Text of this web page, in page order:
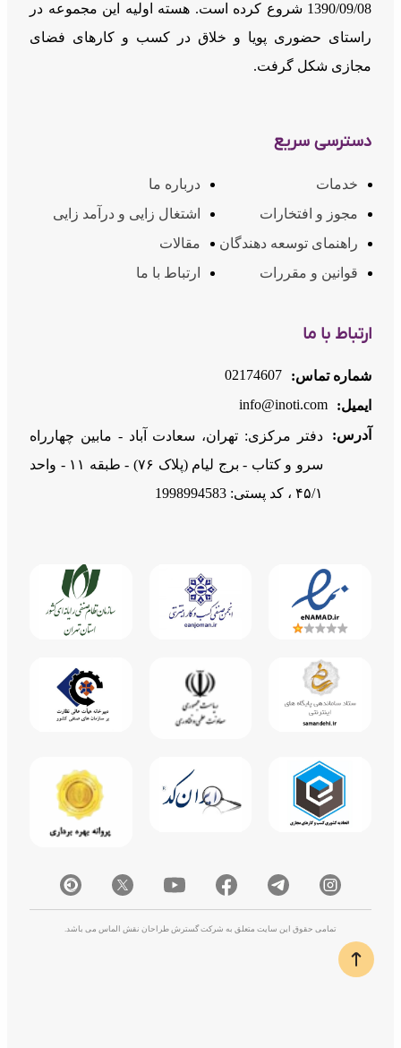
1390/09/08 شروع کرده است. هسته اولیه این مجموعه در
راستای حضوری پویا و خلاق در کسب و کارهای فضای
مجازی شکل گرفت.
دسترسی سریع
خدمات
درباره ما
مجوز و افتخارات
اشتغال زایی و درآمد زایی
راهنمای توسعه دهندگان
مقالات
قوانین و مقررات
ارتباط با ما
ارتباط با ما
شماره تماس:
02174607
ایمیل:
info@inoti.com
آدرس:
دفتر مرکزی: تهران، سعادت آباد - مابین چهارراه
سرو و کتاب - برج لیام (پلاک ۷۶) - طبقه ۱۱ - واحد
۴۵/۱ ، کد پستی: 1998994583
تمامی حقوق این سایت متعلق به شرکت گسترش طراحان نقش الماس می باشد.